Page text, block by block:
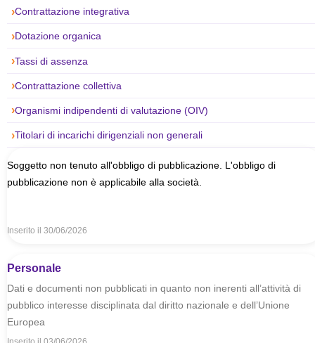
Contrattazione integrativa
Dotazione organica
Tassi di assenza
Contrattazione collettiva
Organismi indipendenti di valutazione (OIV)
Titolari di incarichi dirigenziali non generali
Soggetto non tenuto all'obbligo di pubblicazione. L'obbligo di
pubblicazione non è applicabile alla società.
Inserito il 30/06/2026
Personale
Dati e documenti non pubblicati in quanto non inerenti all’attività di
pubblico interesse disciplinata dal diritto nazionale e dell’Unione
Europea